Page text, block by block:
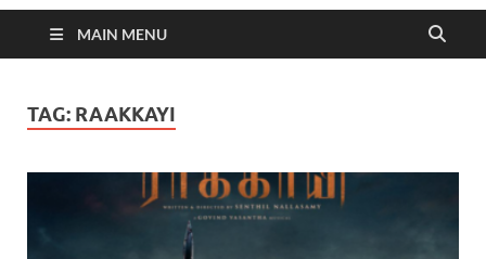
MAIN MENU
TAG: RAAKKAYI